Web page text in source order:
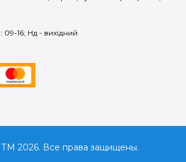
16; Нд - вихідний
ТМ 2026. Все права защищены.